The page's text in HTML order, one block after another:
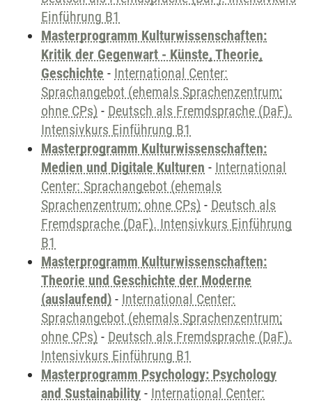
Einführung B1
Masterprogramm Kulturwissenschaften:
Kritik der Gegenwart - Künste, Theorie,
Geschichte - International Center:
Sprachangebot (ehemals Sprachenzentrum;
ohne CPs) - Deutsch als Fremdsprache (DaF).
Intensivkurs Einführung B1
Masterprogramm Kulturwissenschaften:
Medien und Digitale Kulturen - International
Center: Sprachangebot (ehemals
Sprachenzentrum; ohne CPs) - Deutsch als
Fremdsprache (DaF). Intensivkurs Einführung
B1
Masterprogramm Kulturwissenschaften:
Theorie und Geschichte der Moderne
(auslaufend) - International Center:
Sprachangebot (ehemals Sprachenzentrum;
ohne CPs) - Deutsch als Fremdsprache (DaF).
Intensivkurs Einführung B1
Masterprogramm Psychology: Psychology
and Sustainability - International Center: